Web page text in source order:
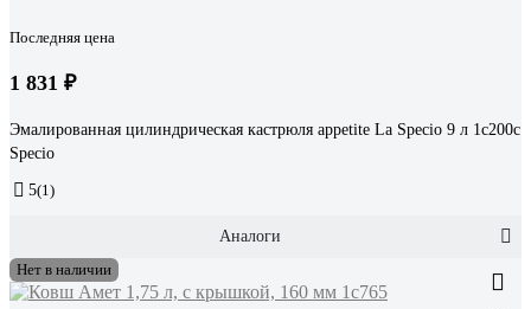
Последняя цена
1 831 ₽
Эмалированная цилиндрическая кастрюля appetite La Speсio 9 л 1с200с
Speсio
5(1)
Аналоги
Нет в наличии